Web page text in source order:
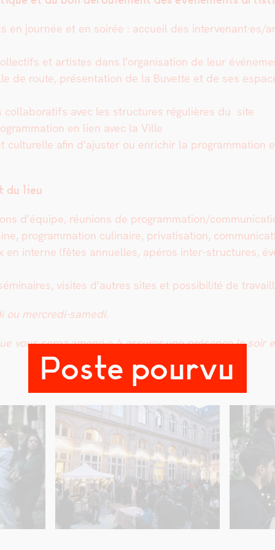
Poste pourvu
en journée et en soirée : accueil des intervenant·es/
et artistes dans l’organisation de leur
de route, présen­ta­tion de la Buvette et de ses
col­lab­o­rat­ifs avec les struc­tures régulières du site
en lien avec la Ville
afin d’ajuster ou enrichir la pro­gram­ma­tion
du lieu
d’équipe, réu­nions de programmation/
pro­gram­ma­tion culi­naire, pri­vati­sa­tion,
en interne (fêtes annuelles, apéros inter-struc­tures,
vis­ites d’autres sites et pos­si­bil­ité de
ou mer­cre­di-same­di.
vous serez amené·e à assur­er une présence le soir